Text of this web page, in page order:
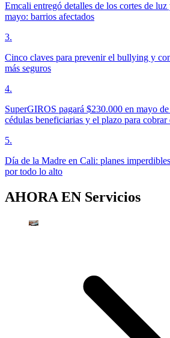
Emcali entregó detalles de los cortes de
mayo: barrios afectados
3.
Cinco claves para prevenir el bullying y
más seguros
4.
SuperGIROS pagará $230.000 en mayo
cédulas beneficiarias y el plazo para cobrar
5.
Día de la Madre en Cali: planes
por todo lo alto
AHORA EN Servicios